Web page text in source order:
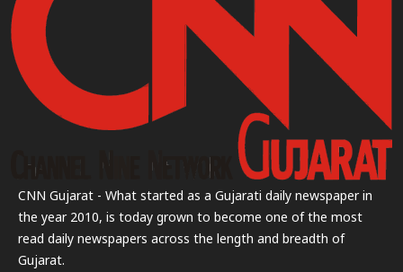
CNN Gujarat - What started as a Gujarati daily newspaper in
the year 2010, is today grown to become one of the most
read daily newspapers across the length and breadth of
Gujarat.